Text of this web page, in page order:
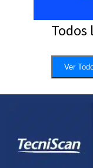
Todos
Ver